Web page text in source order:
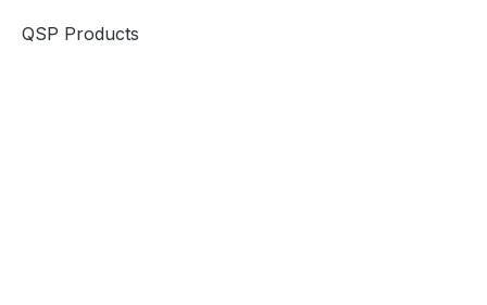
QSP Products